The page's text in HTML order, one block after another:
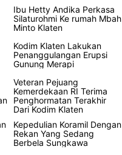
Ibu Hetty Andika Perkasa
Silaturohmi Ke rumah Mbah
Minto Klaten
Kodim Klaten Lakukan
Penanggulangan Erupsi
Gunung Merapi
Veteran Pejuang
Kemerdekaan RI Terima
Penghormatan Terakhir
Dari Kodim Klaten
Kepedulian Koramil Dengan
Rekan Yang Sedang
Berbela Sungkawa